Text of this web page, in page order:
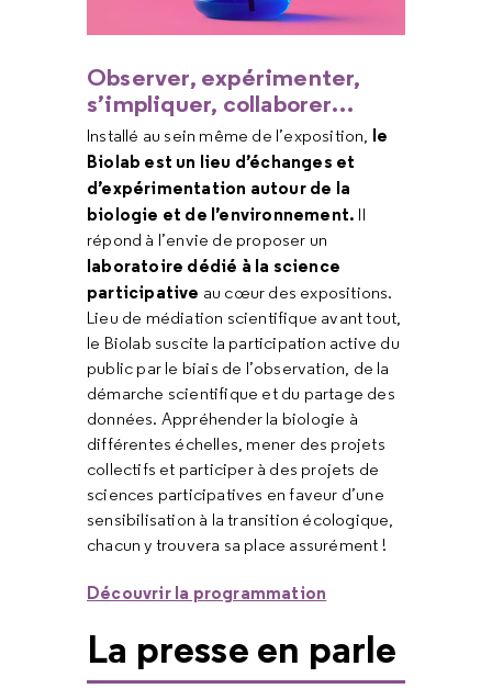
Observer, expérimenter,
s’impliquer, collaborer…
Installé au sein même de l’exposition, le
Biolab est un lieu d’échanges et
d’expérimentation autour de la
biologie et de l’environnement. Il
répond à l’envie de proposer un
laboratoire dédié à la science
participative au cœur des expositions.
Lieu de médiation scientifique avant tout,
le Biolab suscite la participation active du
public par le biais de l’observation, de la
démarche scientifique et du partage des
données. Appréhender la biologie à
différentes échelles, mener des projets
collectifs et participer à des projets de
sciences participatives en faveur d’une
sensibilisation à la transition écologique,
chacun y trouvera sa place assurément !
Découvrir la programmation
La presse en parle